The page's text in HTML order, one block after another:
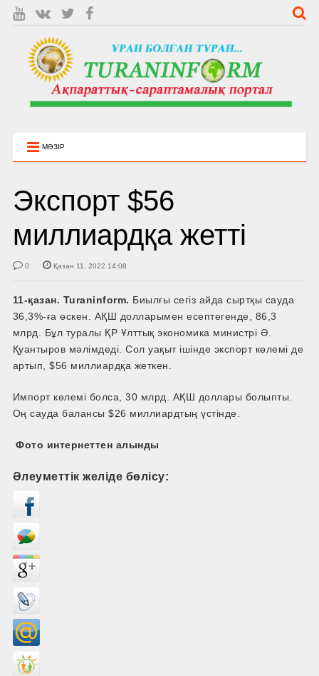
МӘЗІР
Экспорт $56
миллиардқа жетті
0 Қазан 11, 2022 14:08
11-қазан. Turaninform. Биылғы сегіз айда сыртқы сауда
36,3%-ға өскен. АҚШ долларымен есептегенде, 86,3
млрд. Бұл туралы ҚР Ұлттық экономика министрі Ә.
Қуантыров мәлімдеді. Сол уақыт ішінде экспорт көлемі де
артып, $56 миллиардқа жеткен.
Импорт көлемі болса, 30 млрд. АҚШ доллары болыпты.
Оң сауда балансы $26 миллиардтың үстінде.
Фото интернеттен алынды
Әлеуметтік желіде бөлісу: